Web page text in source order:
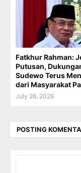
Fatkhur Rahman:
Putusan,
Sudewo Terus
dari Masyarakat
July 26, 2026
POSTING